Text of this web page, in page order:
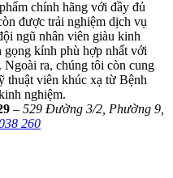
chính hãng với đầy đủ
được trải nghiệm dịch vụ
ngũ nhân viên giàu kinh
gọng kính phù hợp nhất với
Ngoài ra, chúng tôi còn cung
thuật viên khúc xạ từ Bệnh
nghiệm.
– 529 Đường 3/2, Phường 9,
260